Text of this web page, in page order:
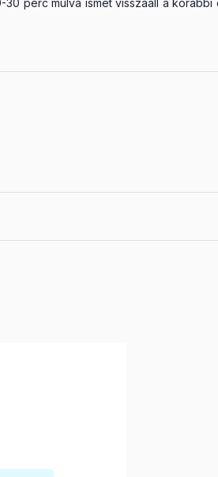
perc mulva ismét visszaall a korábbi